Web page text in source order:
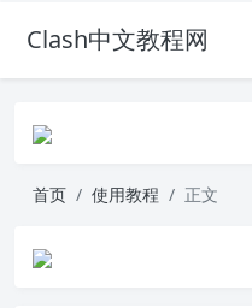
Clash中文教程网
首页 使用教程 正文